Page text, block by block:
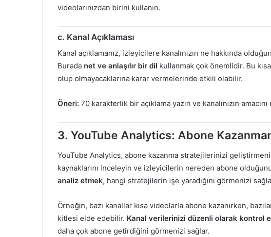
videolarınızdan birini kullanın.
c. Kanal Açıklaması
Kanal açıklamanız, izleyicilere kanalınızın ne hakkında
Burada net ve anlaşılır bir dil kullanmak çok önemlidir. Bu
olup olmayacaklarına karar vermelerinde etkili olabilir.
Öneri: 70 karakterlik bir açıklama yazın ve kanalınızın
3. YouTube Analytics: Abone
YouTube Analytics, abone kazanma stratejilerinizi
kaynaklarını inceleyin ve izleyicilerin nereden abone
analiz etmek, hangi stratejilerin işe yaradığını görmenizi
Örneğin, bazı kanallar kısa videolarla abone kazanırken,
kitlesi elde edebilir. Kanal verilerinizi düzenli olarak kontrol
daha çok abone getirdiğini görmenizi sağlar.